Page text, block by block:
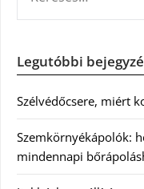
Legutóbbi
Szélvédőcsere, miért
Szemkörnyékápolók:
mindennapi